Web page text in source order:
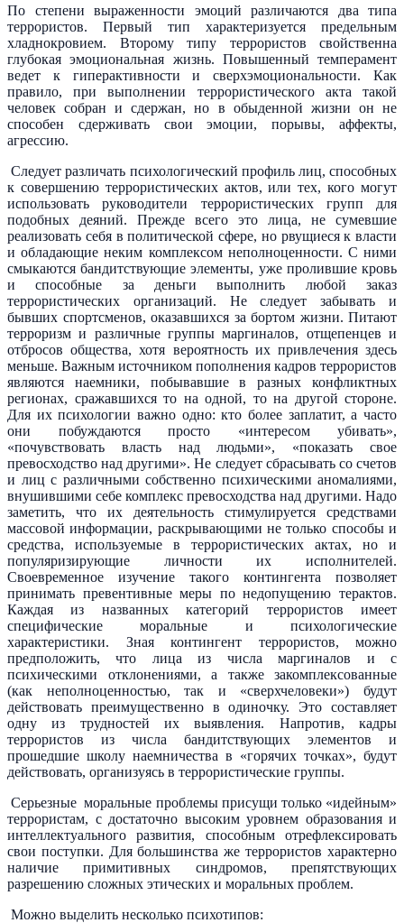
По степени выраженности эмоций различаются два типа
террористов. Первый тип характеризуется предельным
хладнокровием. Второму типу террористов свойственна
глубокая эмоциональная жизнь. Повышенный темперамент
ведет к гиперактивности и сверхэмоциональности. Как
правило, при выполнении террористического акта такой
человек собран и сдержан, но в обыденной жизни он не
способен сдерживать свои эмоции, порывы, аффекты,
агрессию.
Следует различать психологический профиль лиц, способных
к совершению террористических актов, или тех, кого могут
использовать руководители террористических групп для
подобных деяний. Прежде всего это лица, не сумевшие
реализовать себя в политической сфере, но рвущиеся к власти
и обладающие неким комплексом неполноценности. С ними
смыкаются бандитствующие элементы, уже пролившие кровь
и способные за деньги выполнить любой заказ
террористических организаций. Не следует забывать и
бывших спортсменов, оказавшихся за бортом жизни. Питают
терроризм и различные группы маргиналов, отщепенцев и
отбросов общества, хотя вероятность их привлечения здесь
меньше. Важным источником пополнения кадров террористов
являются наемники, побывавшие в разных конфликтных
регионах, сражавшихся то на одной, то на другой стороне.
Для их психологии важно одно: кто более заплатит, а часто
они побуждаются просто «интересом убивать»,
«почувствовать власть над людьми», «показать свое
превосходство над другими». Не следует сбрасывать со счетов
и лиц с различными собственно психическими аномалиями,
внушившими себе комплекс превосходства над другими. Надо
заметить, что их деятельность стимулируется средствами
массовой информации, раскрывающими не только способы и
средства, используемые в террористических актах, но и
популяризирующие личности их исполнителей.
Своевременное изучение такого контингента позволяет
принимать превентивные меры по недопущению терактов.
Каждая из названных категорий террористов имеет
специфические моральные и психологические
характеристики. Зная контингент террористов, можно
предположить, что лица из числа маргиналов и с
психическими отклонениями, а также закомплексованные
(как неполноценностью, так и «сверхчеловеки») будут
действовать преимущественно в одиночку. Это составляет
одну из трудностей их выявления. Напротив, кадры
террористов из числа бандитствующих элементов и
прошедшие школу наемничества в «горячих точках», будут
действовать, организуясь в террористические группы.
Серьезные моральные проблемы присущи только «идейным»
террористам, с достаточно высоким уровнем образования и
интеллектуального развития, способным отрефлексировать
свои поступки. Для большинства же террористов характерно
наличие примитивных синдромов, препятствующих
разрешению сложных этических и моральных проблем.
Можно выделить несколько психотипов: